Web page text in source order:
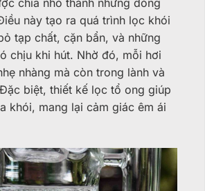
chia nhỏ thành những dòng
này tạo ra quá trình lọc khói
tạp chất, cặn bẩn, và những
chịu khi hút. Nhờ đó, mỗi hơi
nhàng mà còn trong lành và
biệt, thiết kế lọc tổ ong giúp
khói, mang lại cảm giác êm ái